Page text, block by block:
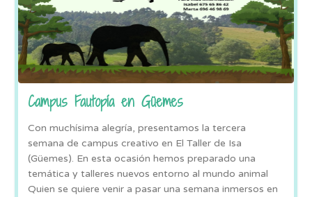
Campus Fautopía en Güemes
Con muchísima alegría, presentamos la tercera
semana de campus creativo en El Taller de Isa
(Güemes). En esta ocasión hemos preparado una
temática y talleres nuevos entorno al mundo animal
Quien se quiere venir a pasar una semana inmersos en